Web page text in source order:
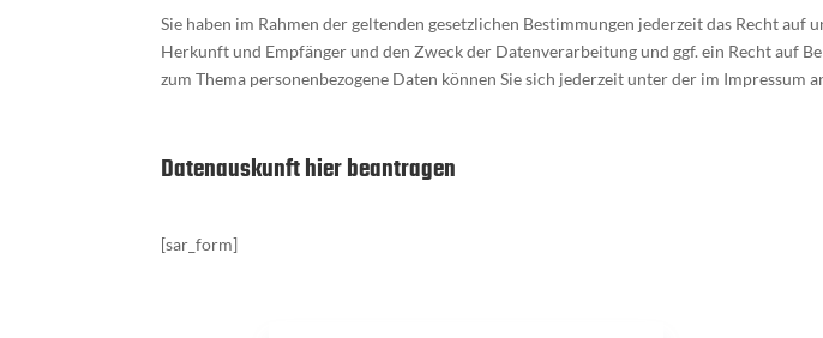
Sie haben im Rahmen der geltenden gesetzlichen Bestimmungen jederzeit das Recht
Herkunft und Empfänger und den Zweck der Datenverarbeitung und ggf. ein Recht auf
zum Thema personenbezogene Daten können Sie sich jederzeit unter der im Impressum
Datenauskunft hier beantragen
[sar_form]